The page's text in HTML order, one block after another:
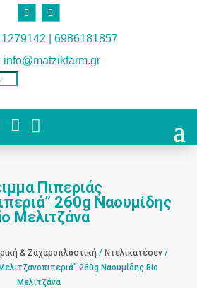
| 6986181857
info@matzikfarm.gr
 
Πιπεριάς
260g Ναουμίδης
Μελιτζάνα
& Ζαχαροπλαστική / Ντελικατέσεν/
260g Ναουμίδης Bio
Μελιτζάνα